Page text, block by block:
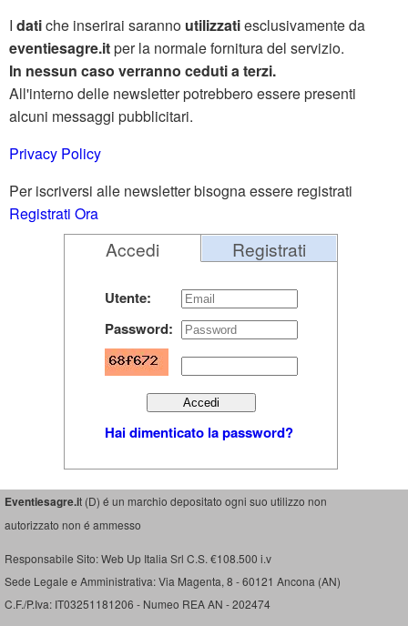
I datiche inserirai saranno utilizzatiesclusivamente da
eventiesagre.itper la normale fornitura del servizio.
In nessun caso verranno ceduti a terzi.
All'interno delle newsletter potrebbero essere presenti
alcuni messaggi pubblicitari.
Privacy Policy
Per iscriversi alle newsletter bisogna essere registrati
Registrati Ora
Accedi Registrati
Utente:
Password:
Hai dimenticato la password?
Eventiesagre.it (D) é un marchio depositato ogni suo utilizzo non
autorizzato non é ammesso
Responsabile Sito: Web Up Italia Srl C.S. €108.500 i.v
Sede Legale e Amministrativa: Via Magenta, 8 - 60121 Ancona (AN)
C.F./P.Iva: IT03251181206 - Numeo REA AN - 202474